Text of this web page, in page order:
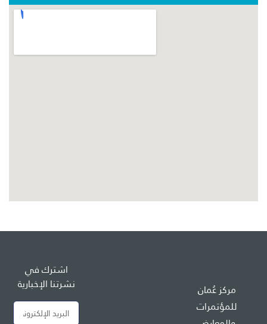
مركز عُمان
للمؤتمرات
اشترك في
نشرتنا الإخبارية